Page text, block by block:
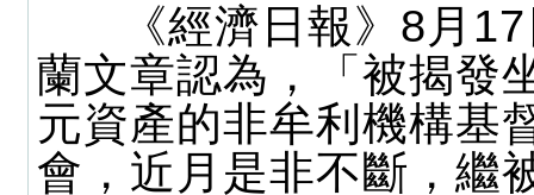
《經濟日報》8月17
蘭文章認為，「被揭發
元資產的非牟利機構基
會，近月是非不斷，繼